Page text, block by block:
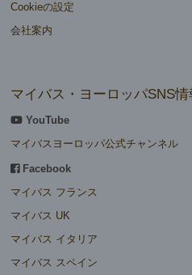
Cookieの設定
会社案内
マイバス・ヨーロッパSNS情
YouTube
マイバスヨーロッパ公式チャンネル
Facebook
マイバス フランス
マイバス UK
マイバス イタリア
マイバス スペイン